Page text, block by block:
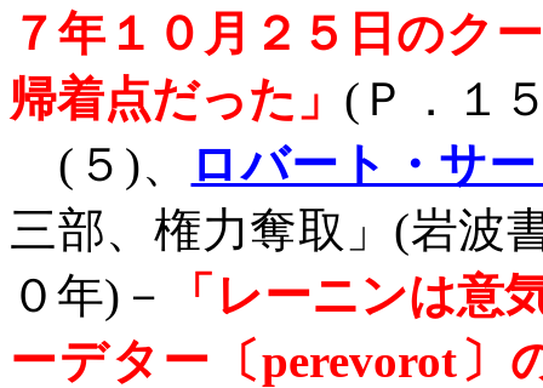
７年１０月２５日のク
帰着点だった」 ( Ｐ．１
( ５ )、
ロバート・サ
三部、権力奪取」 (岩波
０年) －
「レーニンは意
ーデター〔perevorot 〕